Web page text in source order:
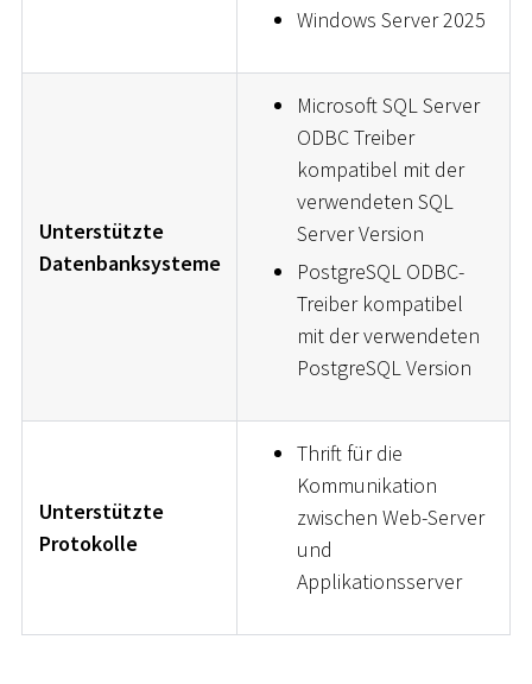
Windows Server 2025
Unterstützte
Datenbanksysteme
Microsoft SQL Server
ODBC Treiber
kompatibel mit der
verwendeten SQL
Server Version
PostgreSQL ODBC-
Treiber kompatibel
mit der verwendeten
PostgreSQL Version
Unterstützte
Protokolle
Thrift für die
Kommunikation
zwischen Web-Server
und
Applikationsserver